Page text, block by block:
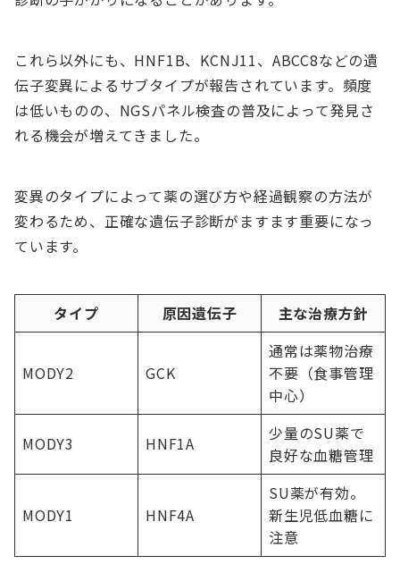
これら以外にも、HNF1B、KCNJ11、ABCC8などの遺
伝子変異によるサブタイプが報告されています。頻度
は低いものの、NGSパネル検査の普及によって発見さ
れる機会が増えてきました。
変異のタイプによって薬の選び方や経過観察の方法が
変わるため、正確な遺伝子診断がますます重要になっ
ています。
タイプ 原因遺伝子 主な治療方針
MODY2 GCK
通常は薬物治療
不要（食事管理
中心）
MODY3 HNF1A
少量のSU薬で
良好な血糖管理
MODY1 HNF4A
SU薬が有効。
新生児低血糖に
注意